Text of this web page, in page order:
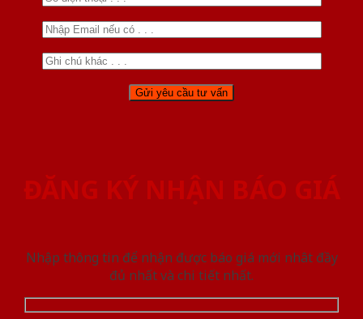
ĐĂNG KÝ NHẬN BÁO GIÁ
Nhập thông tin để nhận được báo giá mới nhât đầy
đủ nhất và chi tiết nhất.